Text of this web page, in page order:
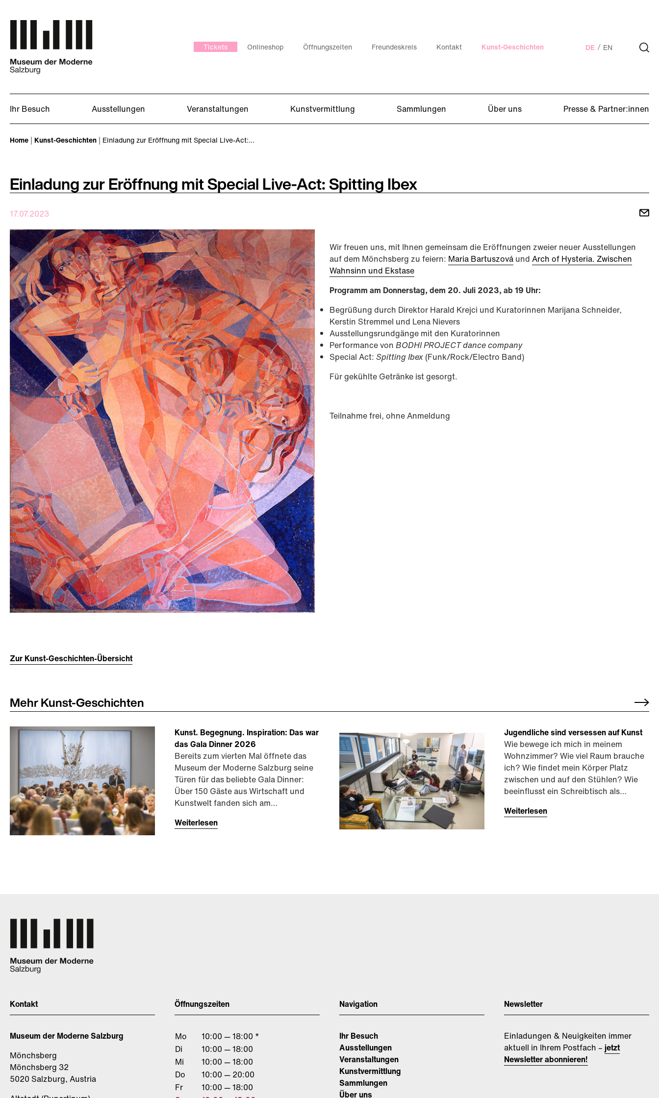
Tickets Onlineshop Öffnungszeiten Freundeskreis Kontakt Kunst-Geschichten DE EN
Ihr Besuch Ausstellungen Veranstaltungen Kunstvermittlung Sammlungen Über uns
Presse & Partner:innen
Home Kunst-Geschichten Einladung zur Eröffnung mit Special Live-Act:…
Einladung zur Eröffnung mit Special Live-Act: Spitting Ibex
17.07.2023
Wir freuen uns, mit Ihnen gemeinsam die Eröffnungen zweier neuer Ausstellungen
auf dem Mönchsberg zu feiern: Maria Bartuszová und Arch of Hysteria. Zwischen
Wahnsinn und Ekstase
Programm am Donnerstag, dem 20. Juli 2023, ab 19 Uhr:
Begrüßung durch Direktor Harald Krejci und Kuratorinnen Marijana Schneider,
Kerstin Stremmel und Lena Nievers
Ausstellungsrundgänge mit den Kuratorinnen
Performance von BODHI PROJECT dance company
Special Act: Spitting Ibex (Funk/Rock/Electro Band)
Für gekühlte Getränke ist gesorgt.
Teilnahme frei, ohne Anmeldung
Zur Kunst-Geschichten-Übersicht
Mehr Kunst-Geschichten
Kunst. Begegnung. Inspiration: Das war
das Gala Dinner 2026
Bereits zum vierten Mal öffnete das
Museum der Moderne Salzburg seine
Türen für das beliebte Gala Dinner:
Über 150 Gäste aus Wirtschaft und
Kunstwelt fanden sich am…
Weiterlesen
Jugendliche sind versessen auf Kunst
Wie bewege ich mich in meinem
Wohnzimmer? Wie viel Raum brauche
ich? Wie findet mein Körper Platz
zwischen und auf den Stühlen? Wie
beeinflusst ein Schreibtisch als…
Weiterlesen
Kontakt
Museum der Moderne Salzburg
Mönchsberg
Mönchsberg 32
5020 Salzburg, Austria
Öffnungszeiten
Mo
10:00 — 18:00 *
Di
10:00 — 18:00
Mi
10:00 — 18:00
Do
10:00 — 20:00
Fr
10:00 — 18:00
Navigation
Ihr Besuch
Ausstellungen
Veranstaltungen
Kunstvermittlung
Sammlungen
Über uns
Newsletter
Einladungen & Neuigkeiten immer
aktuell in Ihrem Postfach – jetzt
Newsletter abonnieren!